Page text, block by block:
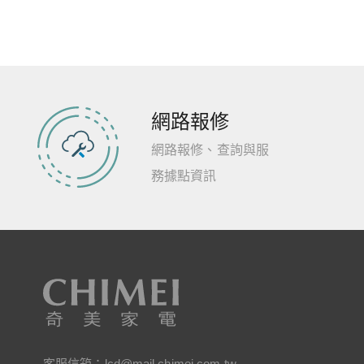
網路報修
網路報修、查詢與服
務據點資訊